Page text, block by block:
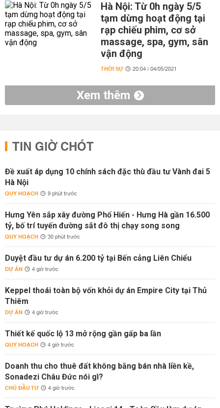
Hà Nội: Từ 0h ngày 5/5
tạm dừng hoạt động tại
rạp chiếu phim, cơ sở
massage, spa, gym, sân
vận động
THỜI SỰ 20:04 | 04/05/2021
Xem thêm
TIN GIỜ CHÓT
Đề xuất áp dụng 10 chính sách đặc thù đầu tư Vành đai 5
Hà Nội
QUY HOẠCH 9 phút trước
Hưng Yên sắp xây đường Phố Hiến - Hưng Hà gần 16.500
tỷ, bố trí tuyến đường sắt đô thị chạy song song
QUY HOẠCH 30 phút trước
Duyệt đầu tư dự án 6.200 tỷ tại Bến cảng Liên Chiểu
DỰ ÁN 4 giờ trước
Keppel thoái toàn bộ vốn khỏi dự án Empire City tại Thủ
Thiêm
DỰ ÁN 4 giờ trước
Thiết kế quốc lộ 13 mở rộng gần gấp ba lần
QUY HOẠCH 4 giờ trước
Doanh thu cho thuê đất không bằng bán nhà liền kề,
Sonadezi Châu Đức nói gì?
CHỦ ĐẦU TƯ 4 giờ trước